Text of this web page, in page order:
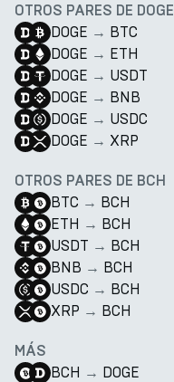
OTROS PARES DE DOGE
DOGE → BTC
DOGE → ETH
DOGE → USDT
DOGE → BNB
DOGE → USDC
DOGE → XRP
OTROS PARES DE BCH
BTC → BCH
ETH → BCH
USDT → BCH
BNB → BCH
USDC → BCH
XRP → BCH
MÁS
BCH → DOGE